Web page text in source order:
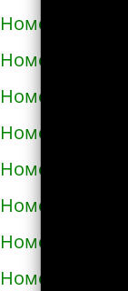
Номера
Номера
Номера
Номера
Номера
Номера
Номера
Номера